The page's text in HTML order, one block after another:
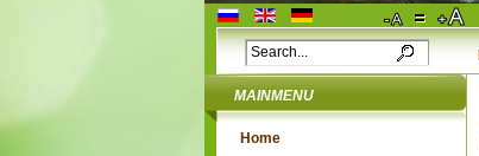
MAINMENU
Home